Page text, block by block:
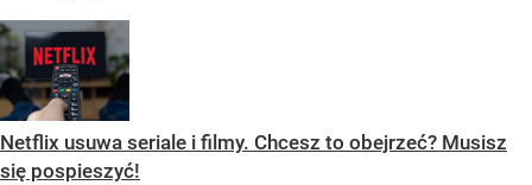
Netflix usuwa seriale i filmy. Chcesz to obejrzeć? Musisz
się pospieszyć!